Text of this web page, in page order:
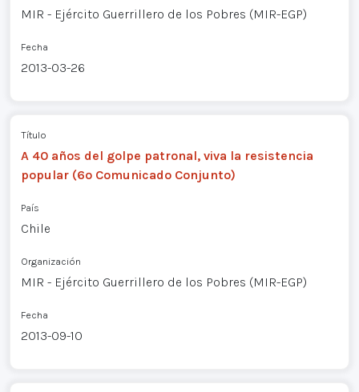
MIR - Ejército Guerrillero de los Pobres (MIR-EGP)
Fecha
2013-03-26
Título
A 40 años del golpe patronal, viva la resistencia
popular (6º Comunicado Conjunto)
País
Chile
Organización
MIR - Ejército Guerrillero de los Pobres (MIR-EGP)
Fecha
2013-09-10